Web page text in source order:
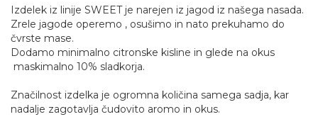
Izdelek iz linije SWEET je narejen iz jagod iz našega nasada.
Zrele jagode operemo , osušimo in nato prekuhamo do
čvrste mase.
Dodamo minimalno citronske kisline in glede na okus
maskimalno 10% sladkorja.
Značilnost izdelka je ogromna količina samega sadja, kar
nadalje zagotavlja čudovito aromo in okus.